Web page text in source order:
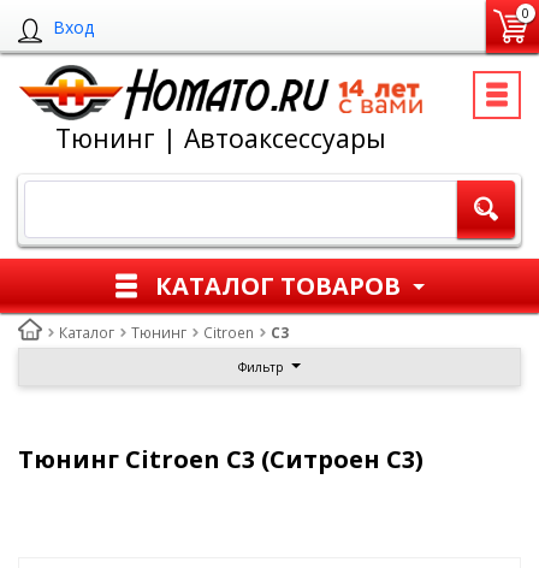
Вход
0
Тюнинг | Автоаксессуары
КАТАЛОГ ТОВАРОВ
Каталог Тюнинг Citroen C3
Фильтр
Тюнинг Citroen C3 (Ситроен С3)